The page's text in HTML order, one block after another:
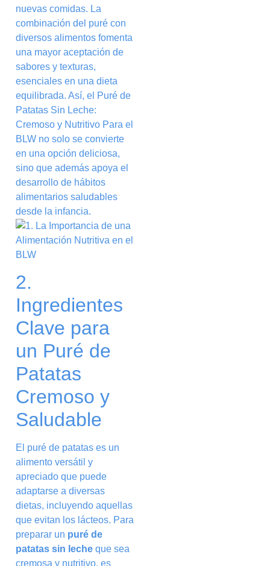
nuevas comidas. La
combinación del puré con
diversos alimentos fomenta
una mayor aceptación de
sabores y texturas,
esenciales en una dieta
equilibrada. Así, el Puré de
Patatas Sin Leche:
Cremoso y Nutritivo Para el
BLW no solo se convierte
en una opción deliciosa,
sino que además apoya el
desarrollo de hábitos
alimentarios saludables
desde la infancia.
2.
Ingredientes
Clave para
un Puré de
Patatas
Cremoso y
Saludable
El puré de patatas es un
alimento versátil y
apreciado que puede
adaptarse a diversas
dietas, incluyendo aquellas
que evitan los lácteos. Para
preparar un puré de
patatas sin leche que sea
cremosa y nutritivo, es